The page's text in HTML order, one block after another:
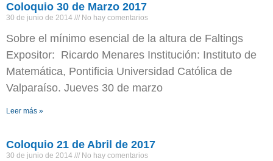
Coloquio 30 de Marzo 2017
30 de junio de 2014 No hay comentarios
Sobre el mínimo esencial de la altura de Faltings
Expositor: Ricardo Menares Institución: Instituto de
Matemática, Pontificia Universidad Católica de
Valparaíso. Jueves 30 de marzo
Leer más »
Coloquio 21 de Abril de 2017
30 de junio de 2014 No hay comentarios